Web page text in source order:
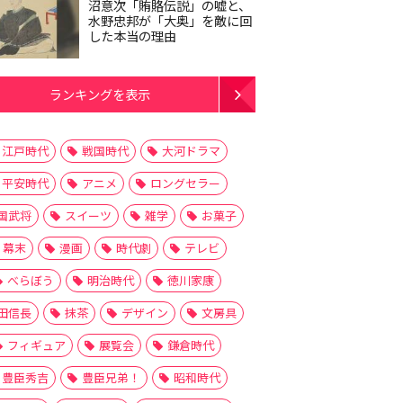
沼意次「賄賂伝説」の嘘と、
水野忠邦が「大奥」を敵に回
した本当の理由
ランキングを表示
江戸時代 戦国時代
大河ドラマ
平安時代
アニメ
ロングセラー
武将
スイーツ 雑学
お菓子
幕末
漫画 時代劇
テレビ
べらぼう
明治時代
徳川家康
信長
抹茶 デザイン
文房具
フィギュア
展覧会
鎌倉時代
豊臣秀吉
豊臣兄弟！
昭和時代